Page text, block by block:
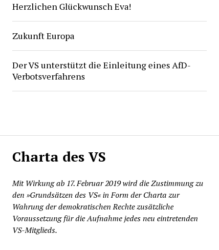
Charta des VS
Mit Wirkung ab 17. Februar 2019 wird die Zustimmung zu
den »Grundsätzen des VS« in Form der Charta zur
Wahrung der demokratischen Rechte zusätzliche
Voraussetzung für die Aufnahme jedes neu eintretenden
VS-Mitglieds.
Herzlichen Glückwunsch Eva!
Zukunft Europa
Der VS unterstützt die Einleitung eines AfD-
Verbotsverfahrens